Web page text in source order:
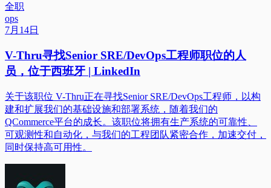
全职
ops
7月14日
V-Thru寻找Senior SRE/DevOps工程师职位的人
员，位于西班牙 | LinkedIn
关于该职位 V-Thru正在寻找Senior SRE/DevOps工程师，以构
建和扩展我们的基础设施和部署系统，随着我们的
QCommerce平台的成长。该职位将拥有生产系统的可靠性、
可观测性和自动化，与我们的工程团队紧密合作，加速交付，
同时保持高可用性。